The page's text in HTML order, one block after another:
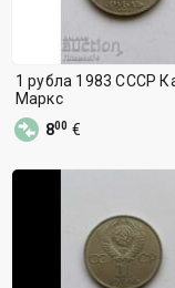
1 рубла 1983 СССР
Маркс
800 €